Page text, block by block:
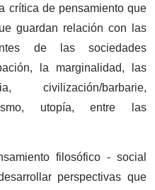
crítica de pensamiento que
guardan relación con las
de las sociedades
la marginalidad, las
civilización/barbarie,
utopía, entre las
filosófico - social
perspectivas que